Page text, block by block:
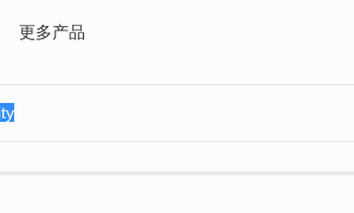
更多产品